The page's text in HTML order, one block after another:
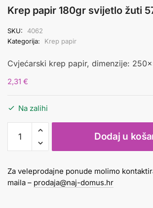
Krep papir 180gr svijetlo žuti
SKU:
4062
Kategorija:
Krep papir
Cvjećarski krep papir, dimenzije:
2,31 €
Na zalihi
papir
180gr
žuti
574
Dodaj u
Za veleprodajne ponude molimo
maila – prodaja@naj-domus.hr